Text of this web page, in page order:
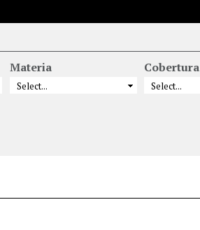
Materia Cobertura